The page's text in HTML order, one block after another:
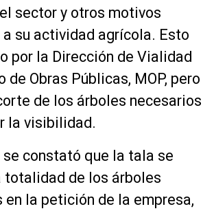
sector y otros motivos
su actividad agrícola. Esto
por la Dirección de Vialidad
Obras Públicas, MOP, pero
de los árboles necesarios
la visibilidad.
se constató que la tala se
totalidad de los árboles
en la petición de la empresa,